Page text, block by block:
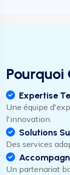
Pourquoi
Expertise
Une équipe
l'innovation.
Solutions
Des services
Un partenariat